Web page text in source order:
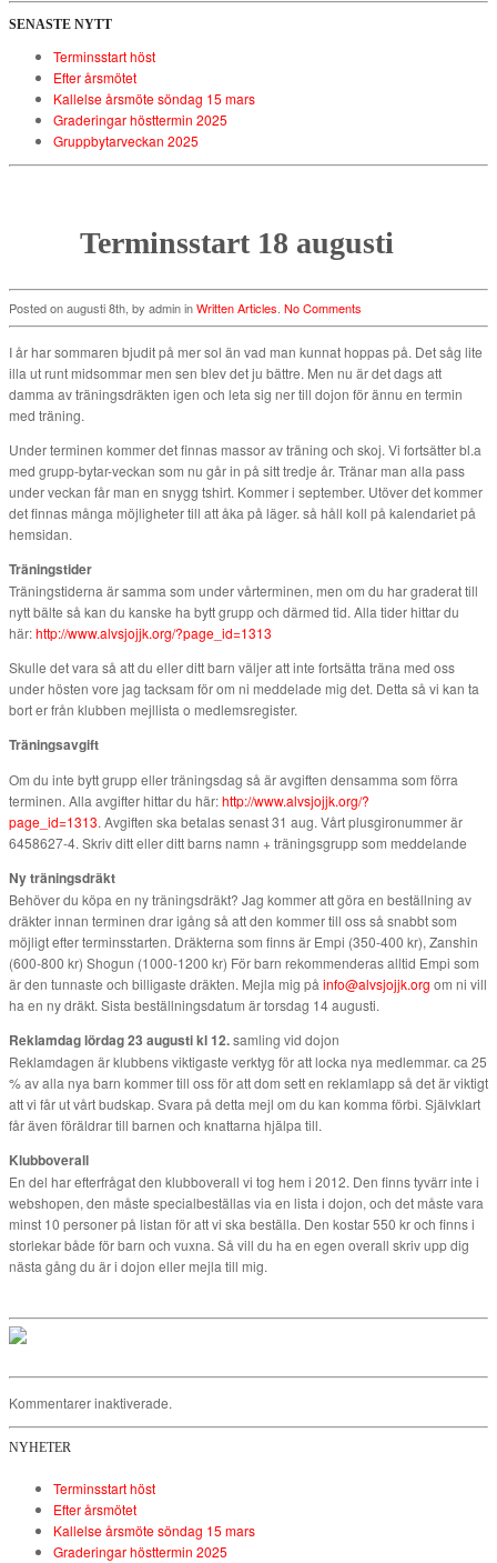
SENASTE NYTT
Terminsstart höst
Efter årsmötet
Kallelse årsmöte söndag 15 mars
Graderingar hösttermin 2025
Gruppbytarveckan 2025
Terminsstart 18 augusti
Posted on augusti 8th, by admin inWritten Articles No Comments
I år har sommaren bjudit på mer sol än vad man kunnat hoppas på. Det såg lite
illa ut runt midsommar men sen blev det ju bättre. Men nu är det dags att
damma av träningsdräkten igen och leta sig ner till dojon för ännu en termin
med träning.
Under terminen kommer det finnas massor av träning och skoj. Vi fortsätter bl.a
med grupp-bytar-veckan som nu går in på sitt tredje år. Tränar man alla pass
under veckan får man en snygg tshirt. Kommer i september. Utöver det kommer
det finnas många möjligheter till att åka på läger. så håll koll på kalendariet på
hemsidan.
Träningstider
Träningstiderna är samma som under vårterminen, men om du har graderat till
nytt bälte så kan du kanske ha bytt grupp och därmed tid. Alla tider hittar du
här:http://www.alvsjojjk.org/?page_id=1313
Skulle det vara så att du eller ditt barn väljer att inte fortsätta träna med oss
under hösten vore jag tacksam för om ni meddelade mig det. Detta så vi kan ta
bort er från klubben mejllista o medlemsregister.
Träningsavgift
Om du inte bytt grupp eller träningsdag så är avgiften densamma som förra
terminen. Alla avgifter hittar du här:http://www.alvsjojjk.org/?
page_id=1313. Avgiften ska betalas senast 31 aug. Vårt plusgironummer är
6458627-4. Skriv ditt eller ditt barns namn + träningsgrupp som meddelande
Ny träningsdräkt
Behöver du köpa en ny träningsdräkt? Jag kommer att göra en beställning av
dräkter innan terminen drar igång så att den kommer till oss så snabbt som
möjligt efter terminsstarten. Dräkterna som finns är Empi (350-400 kr), Zanshin
(600-800 kr) Shogun (1000-1200 kr) För barn rekommenderas alltid Empi som
är den tunnaste och billigaste dräkten. Mejla mig på info@alvsjojjk.org om ni vill
ha en ny dräkt. Sista beställningsdatum är torsdag 14 augusti.
Reklamdag lördag 23 augusti kl 12.samling vid dojon
Reklamdagen är klubbens viktigaste verktyg för att locka nya medlemmar. ca 25
% av alla nya barn kommer till oss för att dom sett en reklamlapp så det är viktigt
att vi får ut vårt budskap. Svara på detta mejl om du kan komma förbi. Självklart
får även föräldrar till barnen och knattarna hjälpa till.
Klubboverall
En del har efterfrågat den klubboverall vi tog hem i 2012. Den finns tyvärr inte i
webshopen, den måste specialbeställas via en lista i dojon, och det måste vara
minst 10 personer på listan för att vi ska beställa. Den kostar 550 kr och finns i
storlekar både för barn och vuxna. Så vill du ha en egen overall skriv upp dig
nästa gång du är i dojon eller mejla till mig.
Kommentarer inaktiverade.
NYHETER
Terminsstart höst
Efter årsmötet
Kallelse årsmöte söndag 15 mars
Graderingar hösttermin 2025